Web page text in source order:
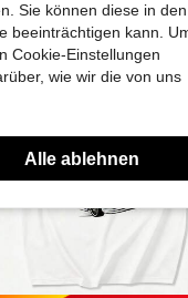
Sie können diese in den
beeinträchtigen kann.
Cookie-Einstellungen
wie wir die von uns
Alle ablehnen